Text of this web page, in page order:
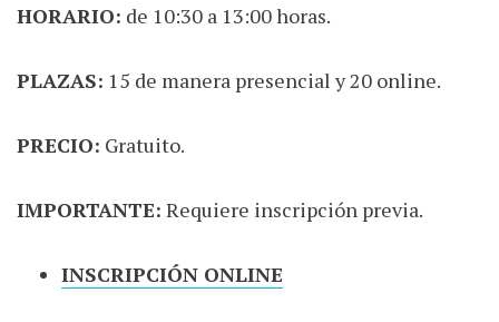
HORARIO: de 10:30 a 13:00 horas.
PLAZAS: 15 de manera presencial y 20 online.
PRECIO: Gratuito.
IMPORTANTE: Requiere inscripción previa.
INSCRIPCIÓN ONLINE